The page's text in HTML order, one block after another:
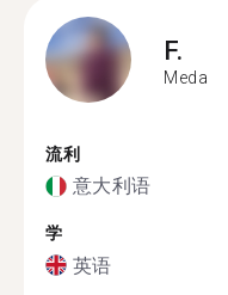
F.
Meda
流利
意大利语
学
英语